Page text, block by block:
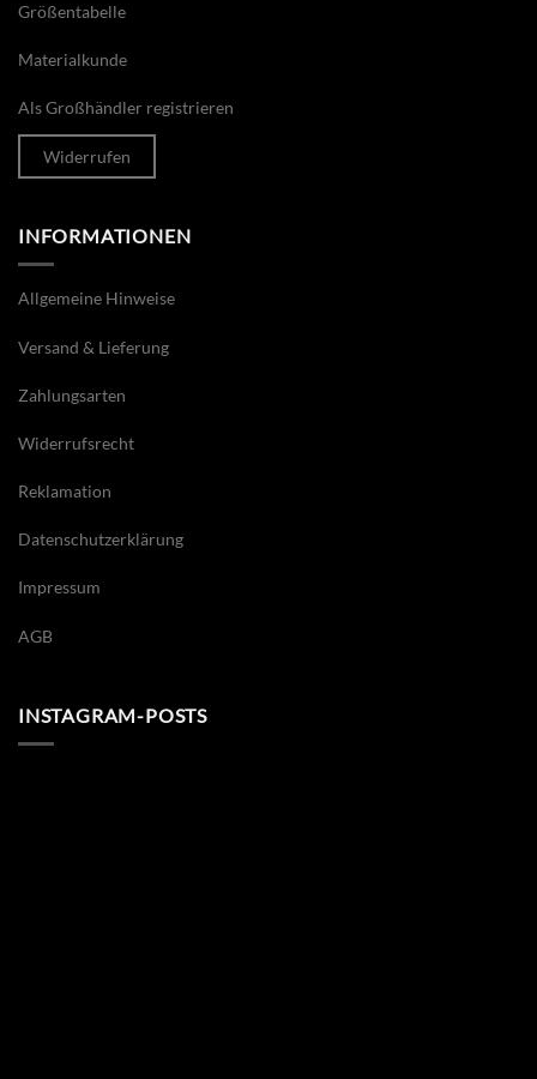
Größentabelle
Materialkunde
Als Großhändler registrieren
Widerrufen
INFORMATIONEN
Allgemeine Hinweise
Versand & Lieferung
Zahlungsarten
Widerrufsrecht
Reklamation
Datenschutzerklärung
Impressum
AGB
INSTAGRAM-POSTS